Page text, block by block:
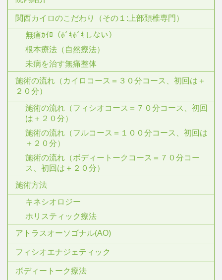
関西カイロのこだわり（その１:上部頚椎専門）
無痛ｶｲﾛ（ﾎﾞｷﾎﾞｷしない）
根本療法（自然療法）
未病を治す無痛整体
施術の流れ（カイロコース＝３０分コース、初回は＋
２０分）
施術の流れ（フィシオコース＝７０分コース、初回
は＋２０分）
施術の流れ（フルコース＝１００分コース、初回は
＋２０分）
施術の流れ（ボディートークコース＝７０分コー
ス、初回は＋２０分）
施術方法
キネシオロジー
ホリスティック療法
アトラスオーソゴナル(AO)
フィシオエナジェティック
ボディートーク療法